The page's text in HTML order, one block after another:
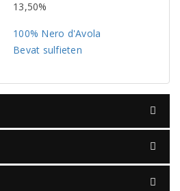
13,50%
100% Nero d'Avola
Bevat sulfieten